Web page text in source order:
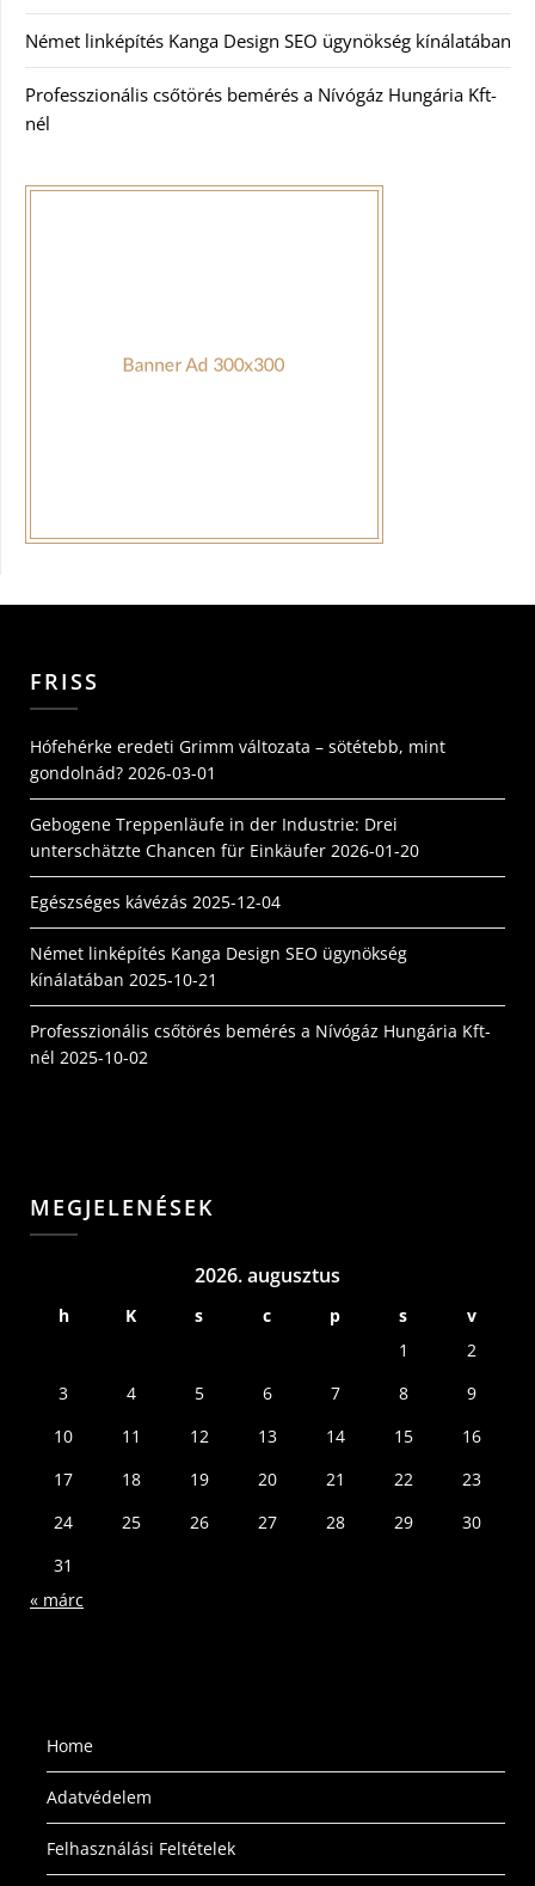
Német linképítés Kanga Design SEO ügynökség kínálatában
Professzionális csőtörés bemérés a Nívógáz Hungária Kft-
nél
FRISS
Hófehérke eredeti Grimm változata – sötétebb, mint
gondolnád? 2026-03-01
Gebogene Treppenläufe in der Industrie: Drei
unterschätzte Chancen für Einkäufer 2026-01-20
Egészséges kávézás 2025-12-04
Német linképítés Kanga Design SEO ügynökség
kínálatában 2025-10-21
Professzionális csőtörés bemérés a Nívógáz Hungária Kft-
nél 2025-10-02
MEGJELENÉSEK
2026. augusztus
h K s c p s
v
1
2
3
4 5 6 7 8
9
10
11 12 13 14 15
16
17
18 19 20 21 22
23
24
25 26 27 28 29
30
31
« márc
Home
Adatvédelem
Felhasználási Feltételek